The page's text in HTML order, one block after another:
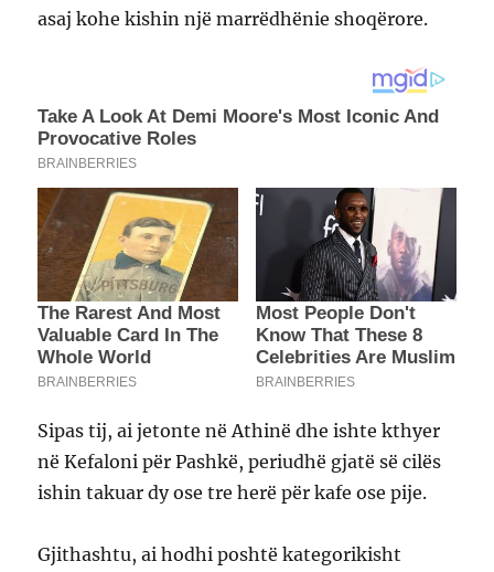
asaj kohe kishin një marrëdhënie shoqërore.
Sipas tij, ai jetonte në Athinë dhe ishte kthyer
në Kefaloni për Pashkë, periudhë gjatë së cilës
ishin takuar dy ose tre herë për kafe ose pije.
Gjithashtu, ai hodhi poshtë kategorikisht